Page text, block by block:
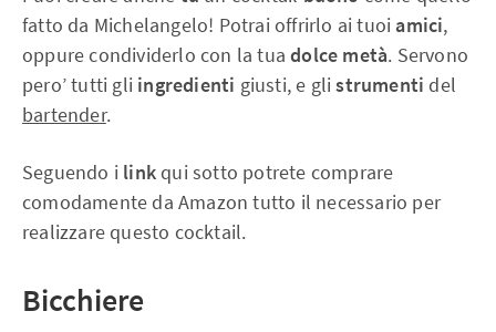
fatto da Michelangelo! Potrai offrirlo ai tuoi amici,
oppure condividerlo con la tuadolce metà. Servono
pero’ tutti gli ingredienti giusti, e glistrumenti del
bartender.
Seguendo i linkqui sotto potrete comprare
comodamente da Amazon tutto il necessario per
realizzare questo cocktail.
Bicchiere